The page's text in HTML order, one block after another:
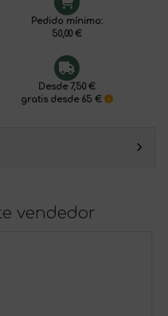
Pedido mínimo:
50,00 €
Desde 7,50 €
gratis desde 65 €
vendedor